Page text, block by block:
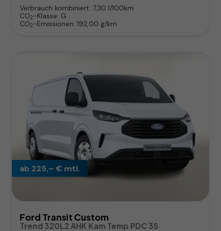
Verbrauch kombiniert: 7,30 l/100km
CO2-Klasse: G
CO2-Emissionen: 192,00 g/km
ab 225,– € mtl.
Ford Transit Custom
Trend 320L2 AHK Kam Temp PDC 3S